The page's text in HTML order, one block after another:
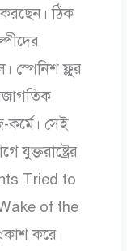
করছেন। ঠিক
স্পেনিশ ফ্লুর
কর্মে। সেই
যুক্তরাষ্ট্রের
Tried to
of the
করে।